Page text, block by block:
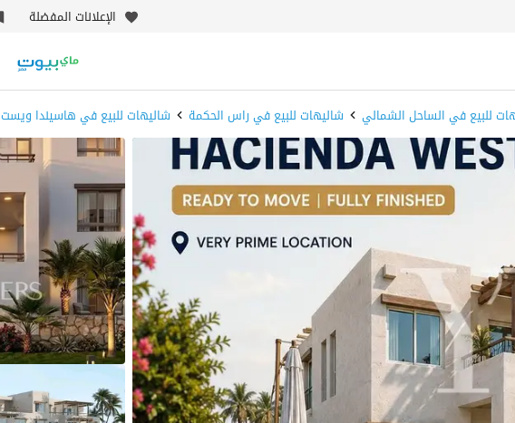
الإعلانات المفضلة
للبيع في الساحل الشمالي شاليهات للبيع في راس الحكمة شاليهات للبيع في هاسيندا ويست